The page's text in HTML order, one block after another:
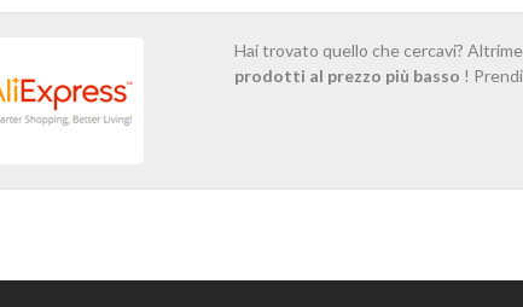
Hai trovato quello che cercavi?
prodotti al prezzo più basso !